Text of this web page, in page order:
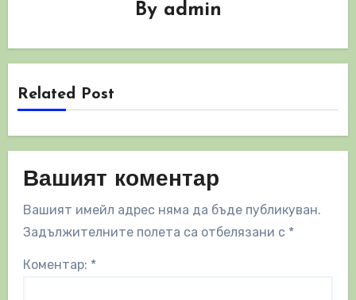
By admin
Related Post
Вашият коментар
Вашият имейл адрес няма да бъде публикуван.
Задължителните полета са отбелязани с *
Коментар: *